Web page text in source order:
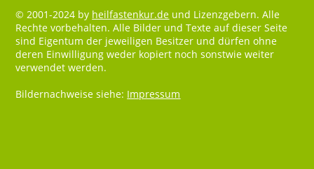
© 2001-2024 by heilfastenkur.de und Lizenzgebern. Alle
Rechte vorbehalten. Alle Bilder und Texte auf dieser Seite
sind Eigentum der jeweiligen Besitzer und dürfen ohne
deren Einwilligung weder kopiert noch sonstwie weiter
verwendet werden.
Bildernachweise siehe: Impressum